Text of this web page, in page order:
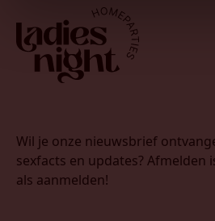
Wil je onze nieuwsbrief
sexfacts en updates? Afmelden
als aanmelden!